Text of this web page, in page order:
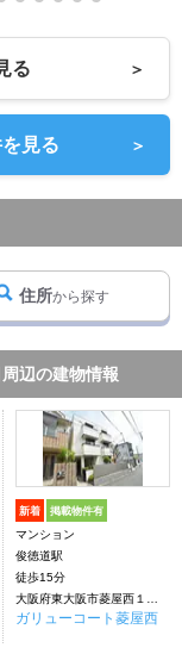
る ＞
見る ＞
住所から探す
辺の建物情報
新着 掲載物件有
マンション
俊徳道駅
徒歩15分
ガリューコート菱屋西